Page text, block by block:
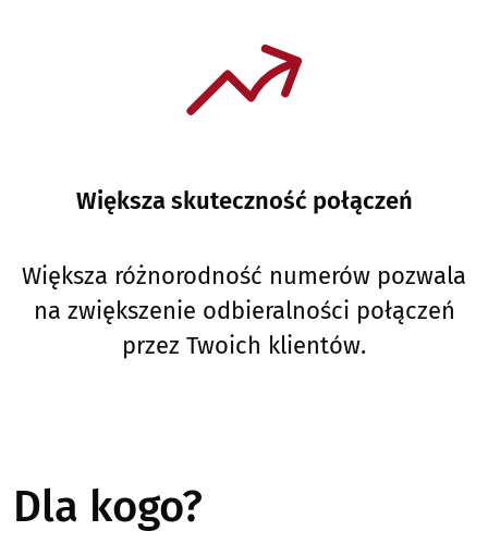
Większa skuteczność połączeń
Większa różnorodność numerów pozwala
na zwiększenie odbieralności połączeń
przez Twoich klientów.
Dla kogo?